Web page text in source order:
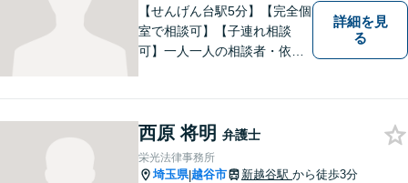
【せんげん台駅5分】【完全個
室で相談可】【子連れ相談
可】一人一人の相談者・依頼
適切かつ速やかに解決いたし
ます。 お気軽にご相談くださ
い。
詳細を見
る
西原 将明 弁護士
栄光法律事務所
埼玉県|越谷市 新越谷駅 から徒歩3分